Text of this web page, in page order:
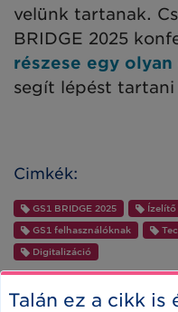
velünk tartanak.
BRIDGE 2025
részese egy olyan
segít lépést tartani
Cimkék:
GS1 BRIDGE 2025
GS1 felhasználóknak
Digitalizáció
Talán ez a cikk is